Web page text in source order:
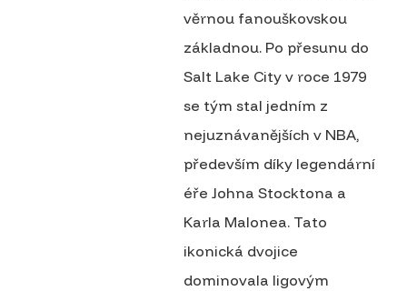
věrnou fanouškovskou
základnou. Po přesunu do
Salt Lake City v roce 1979
se tým stal jedním z
nejuznávanějších v NBA,
především díky legendární
éře Johna Stocktona a
Karla Malonea. Tato
ikonická dvojice
dominovala ligovým